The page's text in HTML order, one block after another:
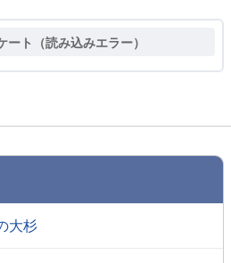
ト（読み込みエラー）
大杉